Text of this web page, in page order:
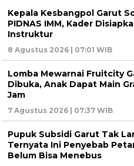
Kepala Kesbangpol Garut
PIDNAS IMM, Kader
Instruktur
8 Agustus 2026 | 07:01 WIB
Lomba Mewarnai Fruitcity
Dibuka, Anak Dapat Main
Jam
7 Agustus 2026 | 07:37 WIB
Pupuk Subsidi Garut Tak
Ternyata Ini Penyebab
Belum Bisa Menebus